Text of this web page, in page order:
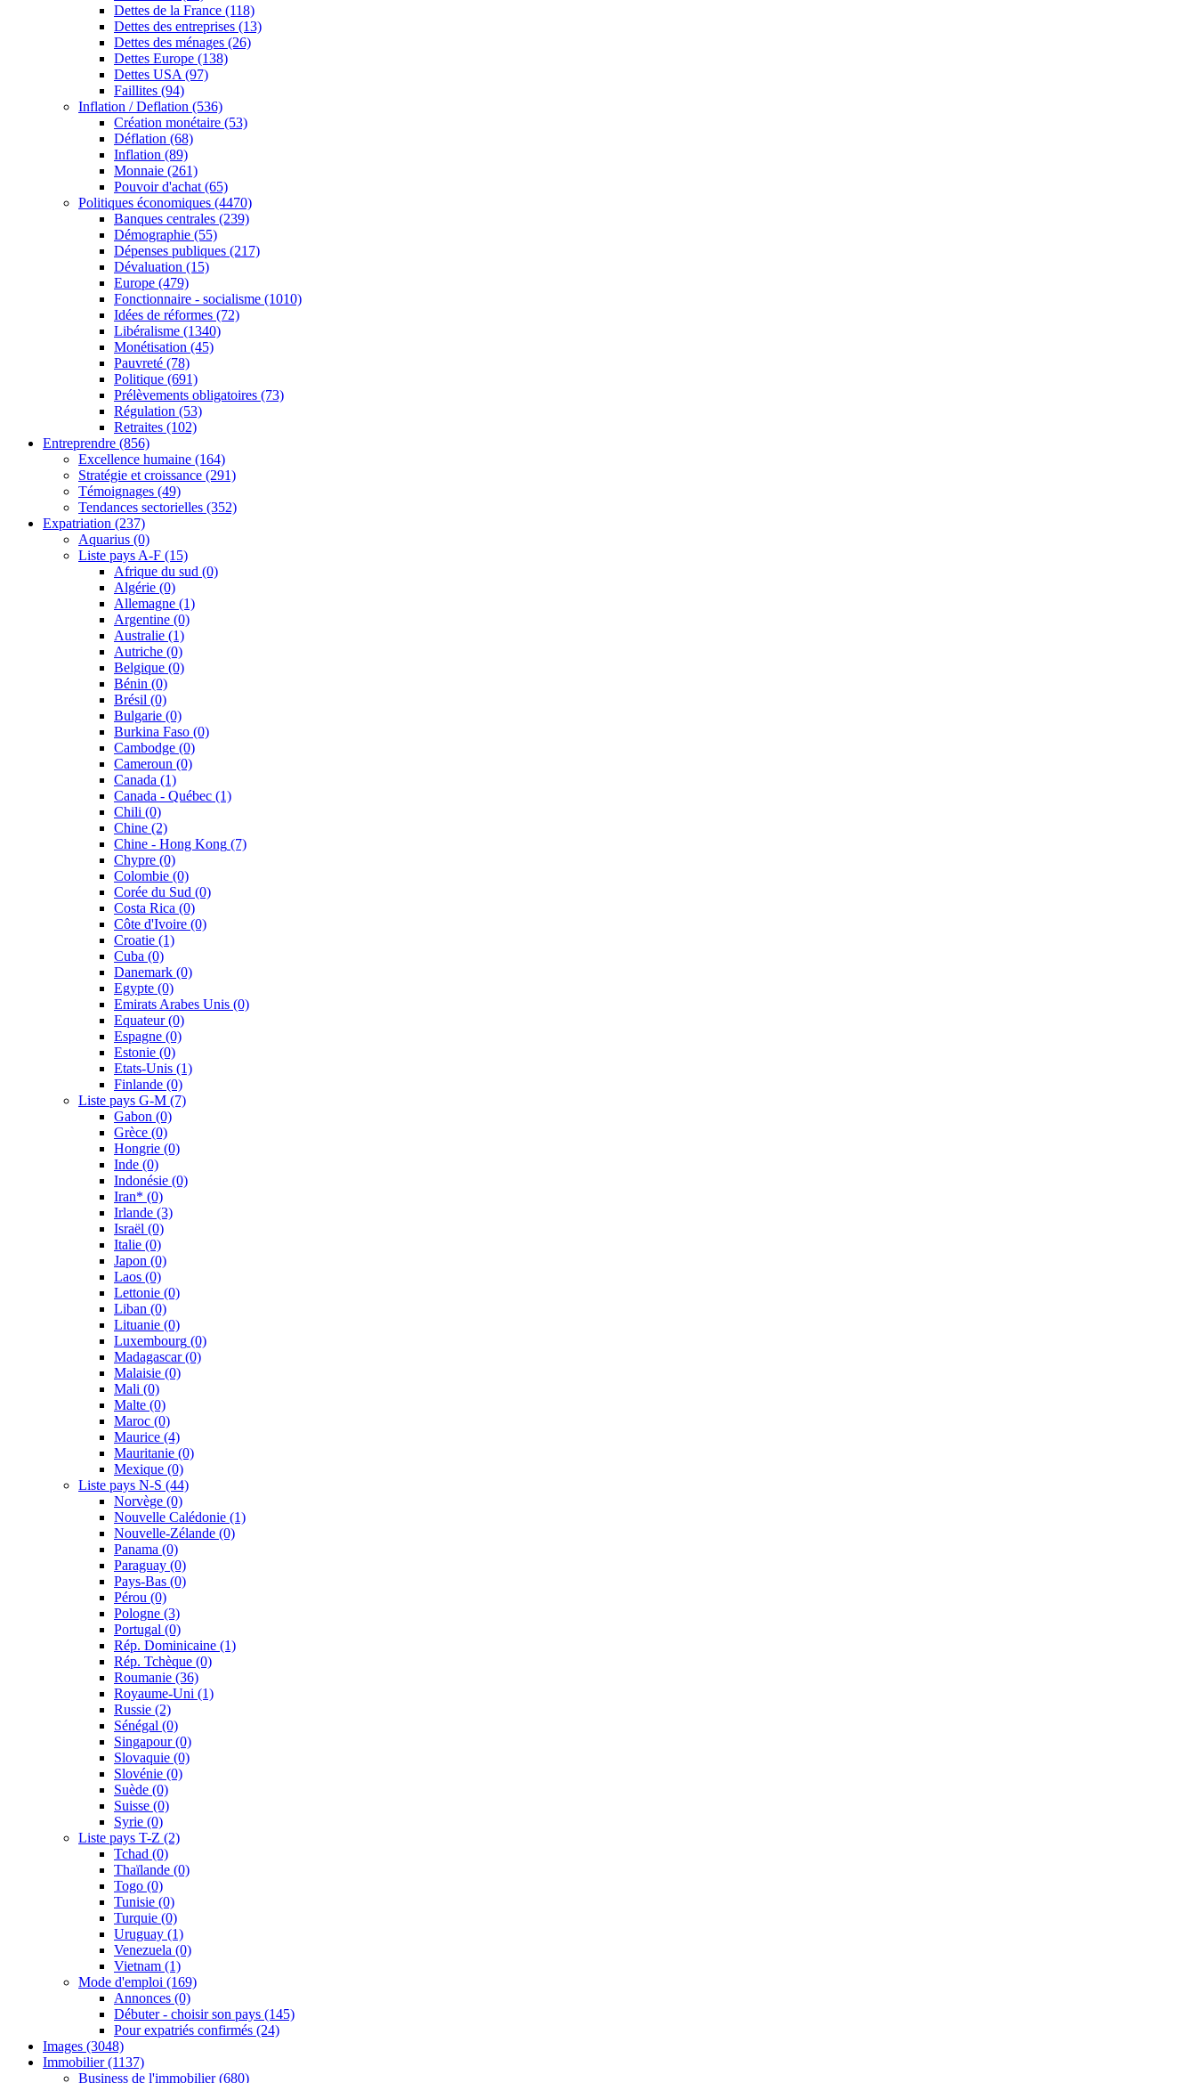
Dettes de la France (118)
Dettes des entreprises (13)
Dettes des ménages (26)
Dettes Europe (138)
Dettes USA (97)
Faillites (94)
Inflation / Deflation (536)
Création monétaire (53)
Déflation (68)
Inflation (89)
Monnaie (261)
Pouvoir d'achat (65)
Politiques économiques (4470)
Banques centrales (239)
Démographie (55)
Dépenses publiques (217)
Dévaluation (15)
Europe (479)
Fonctionnaire - socialisme (1010)
Idées de réformes (72)
Libéralisme (1340)
Monétisation (45)
Pauvreté (78)
Politique (691)
Prélèvements obligatoires (73)
Régulation (53)
Retraites (102)
Entreprendre (856)
Excellence humaine (164)
Stratégie et croissance (291)
Témoignages (49)
Tendances sectorielles (352)
Expatriation (237)
Aquarius (0)
Liste pays A-F (15)
Afrique du sud (0)
Algérie (0)
Allemagne (1)
Argentine (0)
Australie (1)
Autriche (0)
Belgique (0)
Bénin (0)
Brésil (0)
Bulgarie (0)
Burkina Faso (0)
Cambodge (0)
Cameroun (0)
Canada (1)
Canada - Québec (1)
Chili (0)
Chine (2)
Chine - Hong Kong (7)
Chypre (0)
Colombie (0)
Corée du Sud (0)
Costa Rica (0)
Côte d'Ivoire (0)
Croatie (1)
Cuba (0)
Danemark (0)
Egypte (0)
Emirats Arabes Unis (0)
Equateur(0)
Espagne (0)
Estonie (0)
Etats-Unis (1)
Finlande (0)
Liste pays G-M (7)
Gabon (0)
Grèce (0)
Hongrie (0)
Inde (0)
Indonésie (0)
Iran* (0)
Irlande (3)
Israël (0)
Italie (0)
Japon (0)
Laos (0)
Lettonie (0)
Liban (0)
Lituanie (0)
Luxembourg (0)
Madagascar(0)
Malaisie (0)
Mali (0)
Malte (0)
Maroc (0)
Maurice (4)
Mauritanie (0)
Mexique (0)
Liste pays N-S (44)
Norvège (0)
Nouvelle Calédonie (1)
Nouvelle-Zélande (0)
Panama (0)
Paraguay (0)
Pays-Bas (0)
Pérou (0)
Pologne (3)
Portugal (0)
Rép. Dominicaine (1)
Rép. Tchèque (0)
Roumanie (36)
Royaume-Uni (1)
Russie (2)
Sénégal (0)
Singapour(0)
Slovaquie (0)
Slovénie (0)
Suède (0)
Suisse (0)
Syrie (0)
Liste pays T-Z (2)
Tchad (0)
Thaïlande (0)
Togo (0)
Tunisie (0)
Turquie (0)
Uruguay (1)
Venezuela (0)
Vietnam (1)
Mode d'emploi (169)
Annonces (0)
Débuter - choisir son pays (145)
Pour expatriés confirmés (24)
Images (3048)
Immobilier(1137)
Business de l'immobilier(680)